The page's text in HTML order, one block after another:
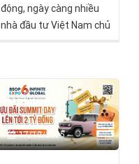
động, ngày càng nhiều
nhà đầu tư Việt Nam chủ
tăng tài sản dài hạn.
Không chỉ dừng lại ở việc
sở hữu tài sản ngoại tệ,
đầu tư di trú đang trở
17/10/2025